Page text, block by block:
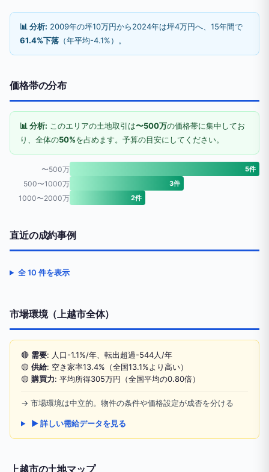
📊 分析: 2009年の坪10万円から2024年は坪4万円へ、15年間で
61.4%下落 （年平均-4.1%）。
価格帯の分布
📊 分析: このエリアの土地取引は〜500万の価格帯に集中してお
り、全体の50%を占めます。予算の目安にしてください。
〜500万 5件
500〜1000万 3件
1000〜2000万 2件
直近の成約事例
全 10 件を表示
市場環境（上越市全体）
🔴 需要: 人口-1.1%/年、転出超過-544人/年
🟡 供給: 空き家率13.4%（全国13.1%より高い）
🟡 購買力: 平均所得305万円（全国平均の0.80倍）
→ 市場環境は中立的。物件の条件や価格設定が成否を分ける
▶ 詳しい需給データを見る
上越市の土地マップ